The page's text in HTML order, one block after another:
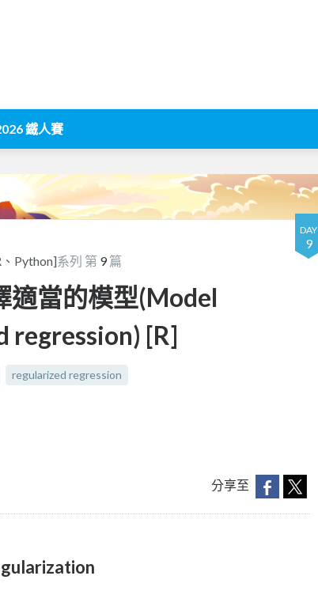
鐵人賽
DAY
9
Python]系列 第 9篇
適當的模型(Model
regression) [R]
regularized regression
分享至